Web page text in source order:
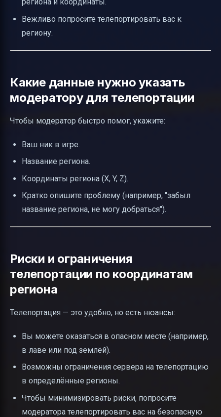
региона и координаты.
Вежливо попросите телепортировать вас к
региону.
Какие данные нужно указать
модератору для телепортации
Чтобы модератор быстро помог, укажите:
Ваш ник в игре.
Название региона.
Координаты региона (X, Y, Z).
Кратко опишите проблему (например, "забыл
название региона, не могу добраться").
Риски и ограничения
телепортации по координатам
региона
Телепортация — это удобно, но есть нюансы:
Вы можете оказаться в опасном месте (например,
в лаве или под землёй).
Возможны ограничения сервера на телепортацию
в определённые регионы.
Чтобы минимизировать риски, попросите
модератора телепортировать вас на безопасную